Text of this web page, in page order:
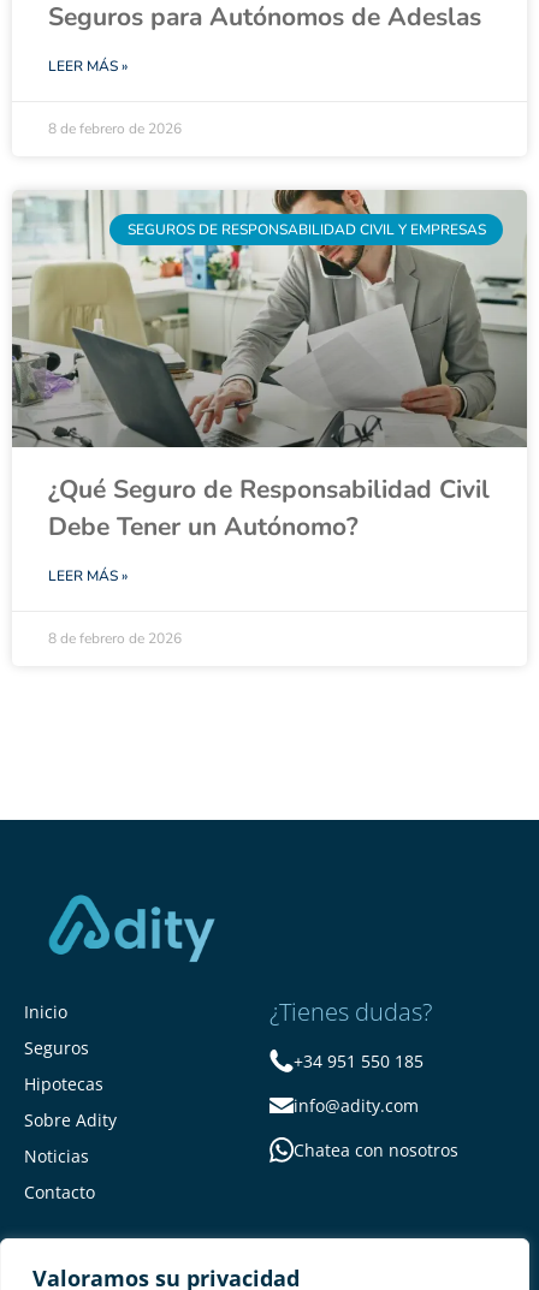
Valoramos su privacidad
Seguros para Autónomos de Adeslas
LEER MÁS »
8 de febrero de 2026
SEGUROS DE RESPONSABILIDAD CIVIL Y EMPRESAS
¿Qué Seguro de Responsabilidad Civil
Debe Tener un Autónomo?
LEER MÁS »
8 de febrero de 2026
Inicio
Seguros
Hipotecas
Sobre Adity
Noticias
Contacto
¿Tienes dudas?
+34 951 550 185
info@adity.com
Chatea con nosotros